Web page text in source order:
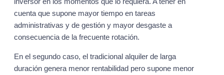
cuenta que supone mayor tiempo en tareas
administrativas y de gestión y mayor desgaste a
consecuencia de la frecuente rotación.
En el segundo caso, el tradicional alquiler de larga
duración genera menor rentabilidad pero supone menor